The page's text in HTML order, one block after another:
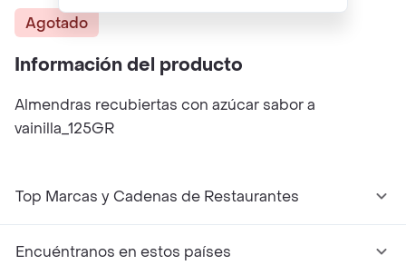
Agotado
Información del producto
Almendras recubiertas con azúcar sabor a
vainilla_125GR
Top Marcas y Cadenas de Restaurantes
Encuéntranos en estos países